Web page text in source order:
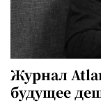
Журнал
будущее